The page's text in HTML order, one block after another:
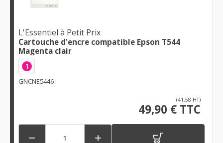
L'Essentiel à Petit Prix
Cartouche d'encre compatible Epson T544
Magenta clair
1
GNCNE5446
(41,58 HT)
49,90 € TTC
 